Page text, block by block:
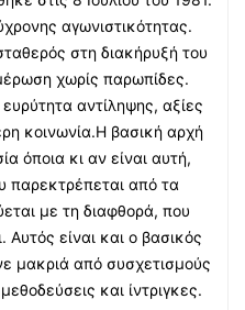
αγωνιστικότητας.
στη διακήρυξή του
χωρίς παρωπίδες.
αντίληψης, αξίες
κοινωνία.Η βασική αρχή
όποια κι αν είναι αυτή,
παρεκτρέπεται από τα
με τη διαφθορά, που
Αυτός είναι και ο βασικός
μακριά από συσχετισμούς
και ίντριγκες.